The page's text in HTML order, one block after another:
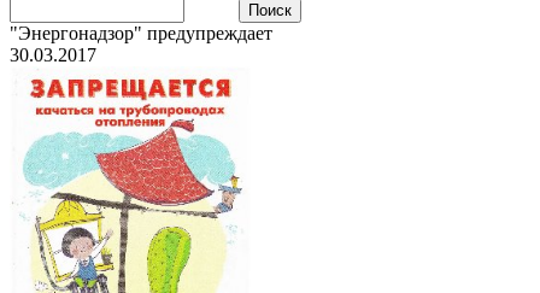
"Энергонадзор" предупреждает
30.03.2017